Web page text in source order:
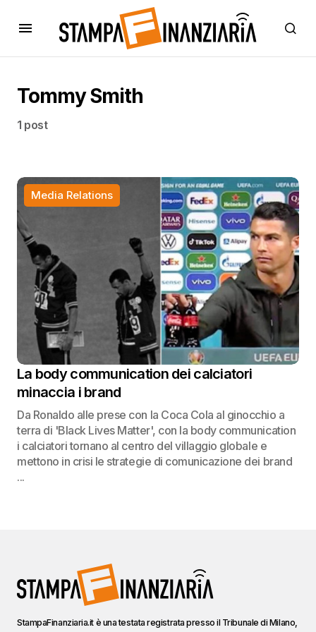
Tommy Smith
1 post
Media Relations
La body communication dei calciatori
minaccia i brand
Da Ronaldo alle prese con la Coca Cola al ginocchio a
terra di 'Black Lives Matter', con la body communication
i calciatori tornano al centro del villaggio globale e
mettono in crisi le strategie di comunicazione dei brand
...
StampaFinanziaria.it è una testata registrata presso il Tribunale di Milano,